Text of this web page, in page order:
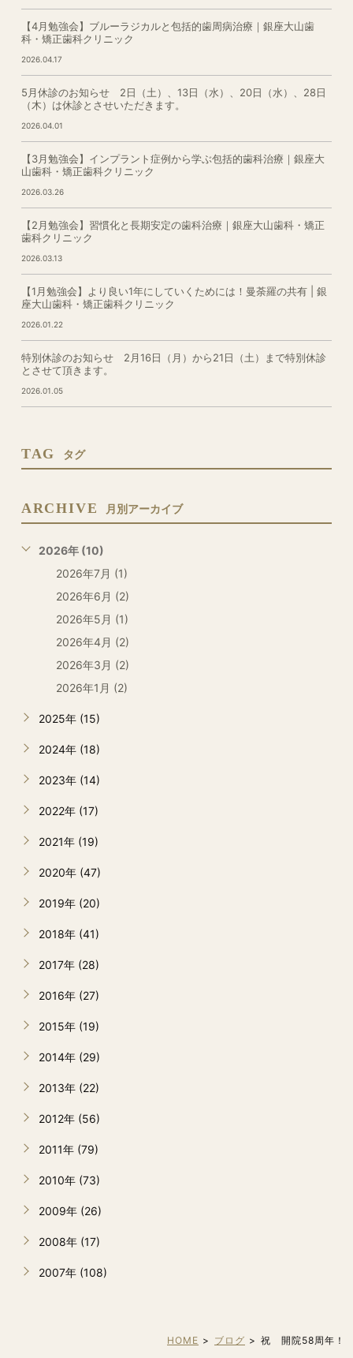
【4月勉強会】ブルーラジカルと包括的歯周病治療｜銀座大山歯
科・矯正歯科クリニック
2026.04.17
5月休診のお知らせ 2日（土）、13日（水）、20日（水）、28日
（木）は休診とさせいただきます。
2026.04.01
【3月勉強会】インプラント症例から学ぶ包括的歯科治療｜銀座大
山歯科・矯正歯科クリニック
2026.03.26
【2月勉強会】習慣化と長期安定の歯科治療｜銀座大山歯科・矯正
歯科クリニック
2026.03.13
【1月勉強会】より良い1年にしていくためには！曼荼羅の共有 | 銀
座大山歯科・矯正歯科クリニック
2026.01.22
特別休診のお知らせ 2月16日（月）から21日（土）まで特別休診
とさせて頂きます。
2026.01.05
TAG タグ
ARCHIVE 月別アーカイブ
2026年 (10)
2026年7月 (1)
2026年6月 (2)
2026年5月 (1)
2026年4月 (2)
2026年3月 (2)
2026年1月 (2)
2025年 (15)
2024年 (18)
2023年 (14)
2022年 (17)
2021年 (19)
2020年 (47)
2019年 (20)
2018年 (41)
2017年 (28)
2016年 (27)
2015年 (19)
2014年 (29)
2013年 (22)
2012年 (56)
2011年 (79)
2010年 (73)
2009年 (26)
2008年 (17)
2007年 (108)
HOME ブログ 祝 開院58周年！